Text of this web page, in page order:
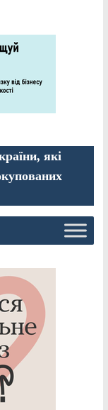
які